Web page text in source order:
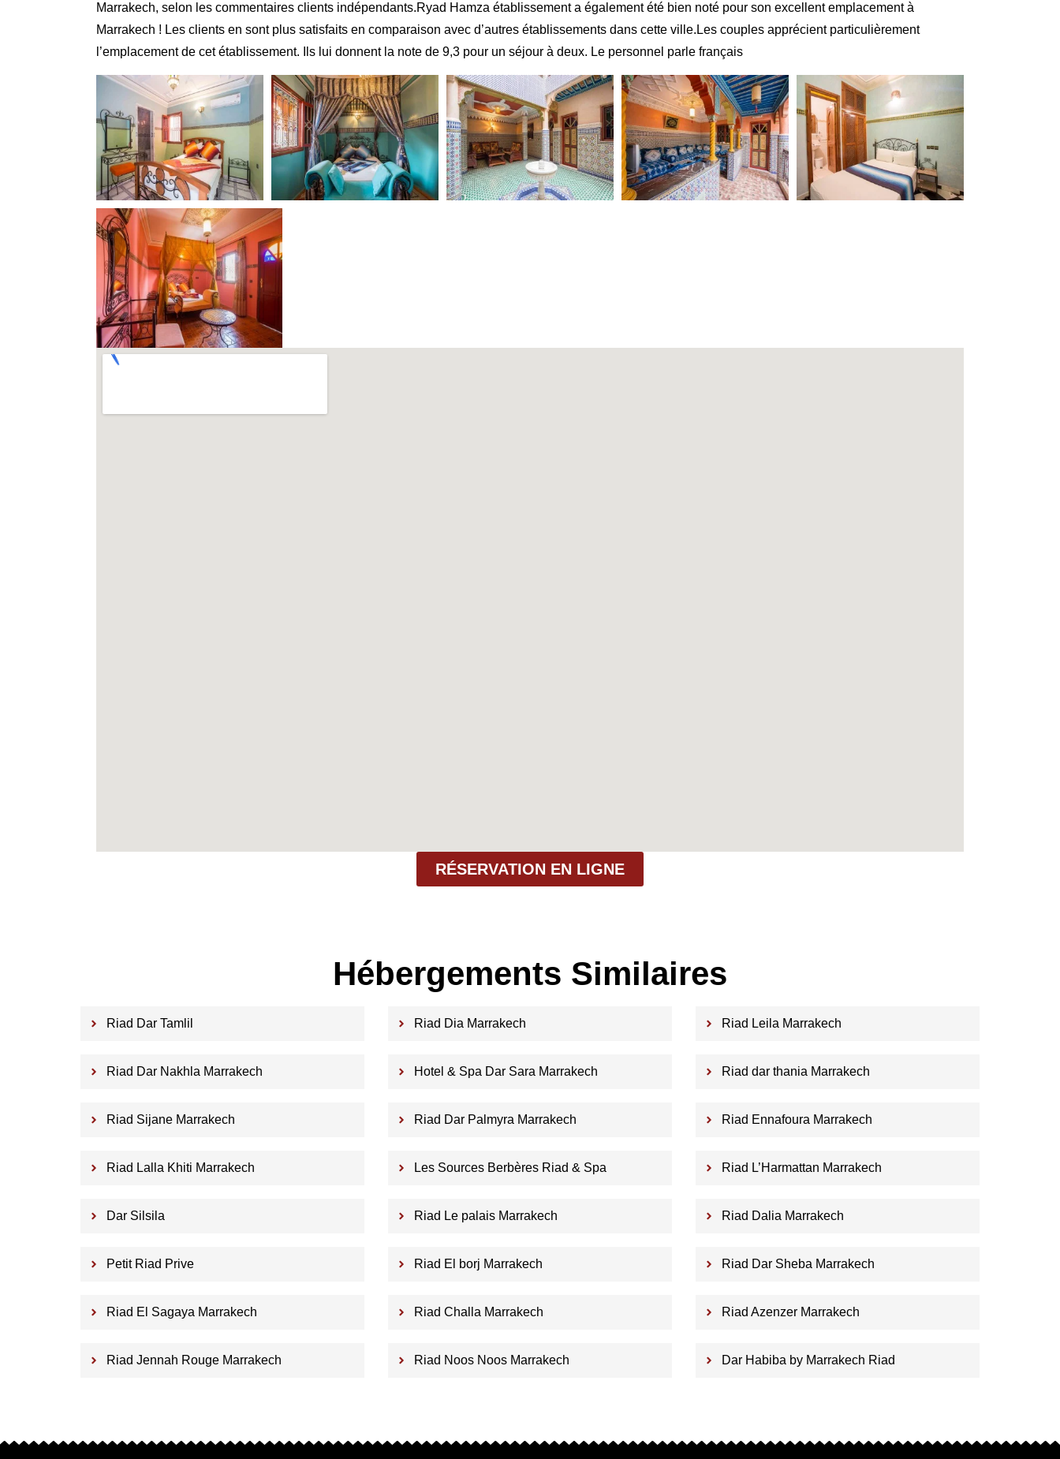
Marrakech, selon les commentaires clients indépendants.Ryad Hamza établissement a également été bien noté pour son excellent emplacement à
Marrakech ! Les clients en sont plus satisfaits en comparaison avec d’autres établissements dans cette ville.Les couples apprécient particulièrement
l’emplacement de cet établissement. Ils lui donnent la note de 9,3 pour un séjour à deux. Le personnel parle français
RÉSERVATION EN LIGNE
Hébergements Similaires
Riad Dar Tamlil Riad Dia Marrakech Riad Leila Marrakech
Riad Dar Nakhla Marrakech Hotel & Spa Dar Sara Marrakech Riad dar thania Marrakech
Riad Sijane Marrakech Riad Dar Palmyra Marrakech Riad Ennafoura Marrakech
Riad Lalla Khiti Marrakech Les Sources Berbères Riad & Spa Riad L’Harmattan Marrakech
Dar Silsila Riad Le palais Marrakech Riad Dalia Marrakech
Petit Riad Prive Riad El borj Marrakech Riad Dar Sheba Marrakech
Riad El Sagaya Marrakech Riad Challa Marrakech Riad Azenzer Marrakech
Riad Jennah Rouge Marrakech Riad Noos Noos Marrakech Dar Habiba by Marrakech Riad